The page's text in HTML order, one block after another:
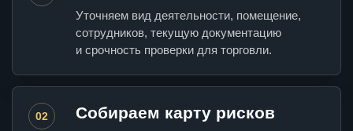
Уточняем вид деятельности, помещение,
сотрудников, текущую документацию
и срочность проверки для торговли.
02 Собираем карту рисков